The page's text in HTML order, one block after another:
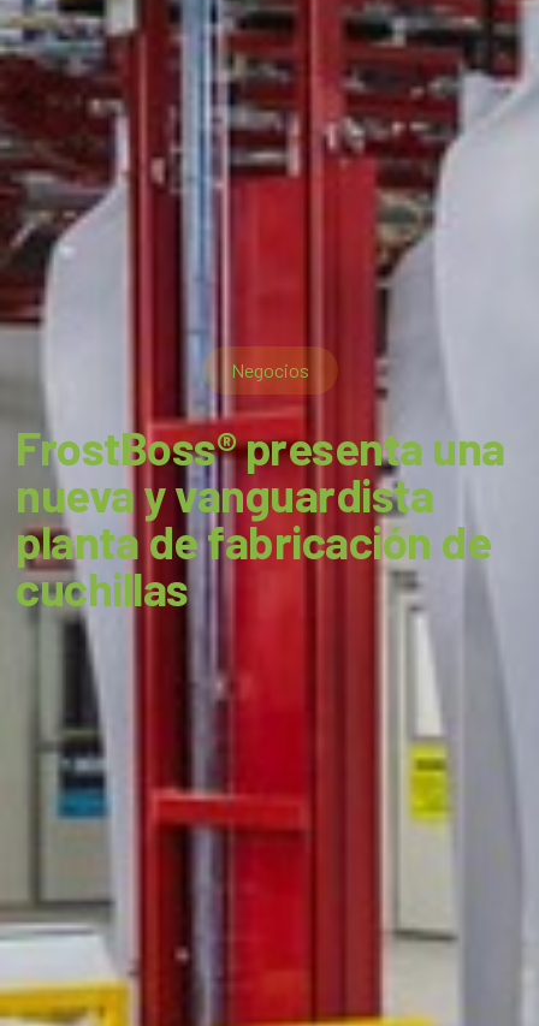
Negocios
FrostBoss® presenta una
nueva y vanguardista
planta de fabricación de
cuchillas